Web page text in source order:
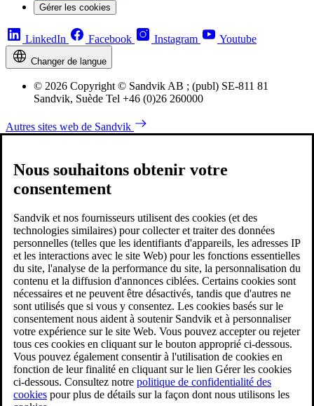
Gérer les cookies
LinkedIn Facebook Instagram Youtube
Changer de langue
© 2026 Copyright © Sandvik AB ; (publ) SE-811 81
Sandvik, Suède Tel +46 (0)26 260000
Autres sites web de Sandvik
Nous souhaitons obtenir votre
consentement
Sandvik et nos fournisseurs utilisent des cookies (et des
technologies similaires) pour collecter et traiter des données
personnelles (telles que les identifiants d'appareils, les adresses IP
et les interactions avec le site Web) pour les fonctions essentielles
du site, l'analyse de la performance du site, la personnalisation du
contenu et la diffusion d'annonces ciblées. Certains cookies sont
nécessaires et ne peuvent être désactivés, tandis que d'autres ne
sont utilisés que si vous y consentez. Les cookies basés sur le
consentement nous aident à soutenir Sandvik et à personnaliser
votre expérience sur le site Web. Vous pouvez accepter ou rejeter
tous ces cookies en cliquant sur le bouton approprié ci-dessous.
Vous pouvez également consentir à l'utilisation de cookies en
fonction de leur finalité en cliquant sur le lien Gérer les cookies
ci-dessous. Consultez notre politique de confidentialité des
cookies pour plus de détails sur la façon dont nous utilisons les